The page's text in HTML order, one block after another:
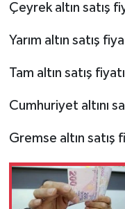
Çeyrek altın satış
Yarım altın satış
Tam altın satış
Cumhuriyet altını
Gremse altın satış